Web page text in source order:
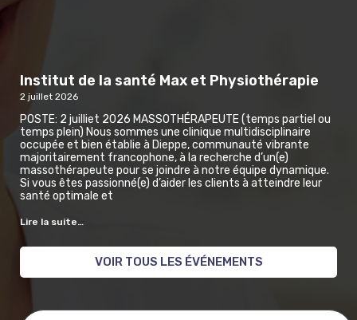
Institut de la santé Max et Physiothérapie
2 juillet 2026
POSTE: 2 juilliet 2026 MASSOTHÉRAPEUTE (temps partiel ou
temps plein) Nous sommes une clinique multidisciplinaire
occupée et bien établie à Dieppe, communauté vibrante
majoritairement francophone, à la recherche d’un(e)
massothérapeute pour se joindre à notre équipe dynamique.
Si vous êtes passionné(e) d’aider les clients à atteindre leur
santé optimale et
Lire la suite…
VOIR TOUS LES ÉVÉNEMENTS